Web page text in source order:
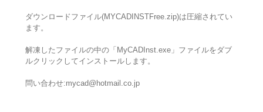
ダウンロードファイル(MYCADINSTFree.zip)は圧縮されてい
ます。
解凍したファイルの中の「MyCADInst.exe」ファイルをダブ
ルクリックしてインストールします。
問い合わせ:mycad@hotmail.co.jp